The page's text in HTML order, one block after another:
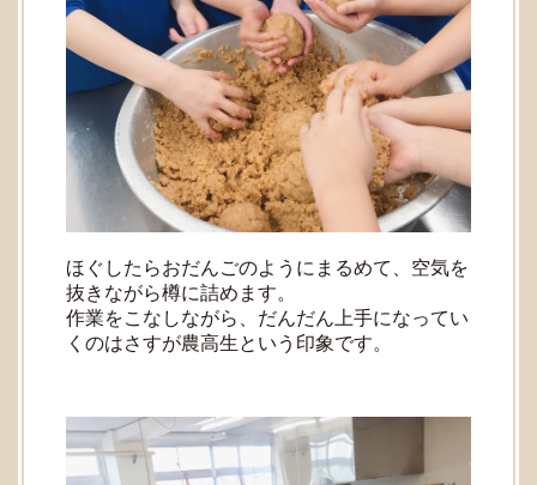
ほぐしたらおだんごのようにまるめて、空気を
抜きながら樽に詰めます。
作業をこなしながら、だんだん上手になってい
くのはさすが農高生という印象です。